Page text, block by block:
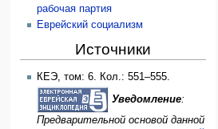
рабочая партия
Еврейский социализм
Источники
КЕЭ, том: 6. Кол.: 551–555.
Уведомление:
Предварительной основой данной